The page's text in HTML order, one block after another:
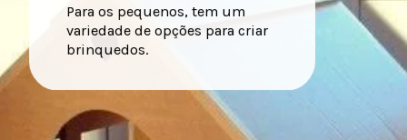
Para os pequenos, tem um
variedade de opções para criar
brinquedos.